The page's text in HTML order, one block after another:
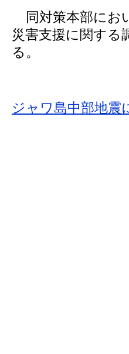
同対策本部にお
災害支援に関する
る。
ジャワ島中部地震